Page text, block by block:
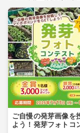
ご自慢の発芽画像を
よう！発芽フォトコ